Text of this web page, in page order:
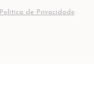
Política de Privacidade.